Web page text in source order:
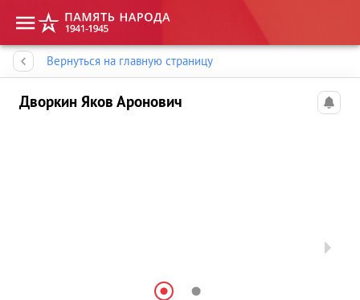
Вернуться на главную страницу
Дворкин Яков Аронович
Память народа